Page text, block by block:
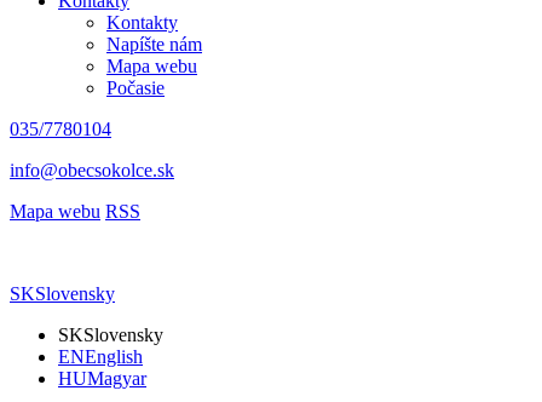
Kontakty
Napíšte nám
Mapa webu
Počasie
035/7780104
info@obecsokolce.sk
Mapa webu RSS
SKSlovensky
SKSlovensky
ENEnglish
HUMagyar